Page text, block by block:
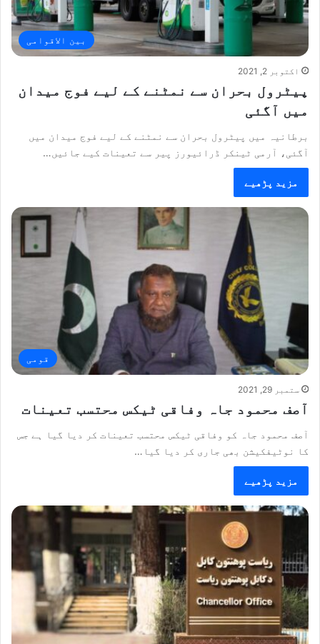
بین الاقوامی
اکتوبر 2, 2021
پیٹرول بحران سے نمٹنے کے لیے فوج میدان
میں آگئی
برطانیہ میں پیٹرول بحران سے نمٹنے کے لیے فوج میدان میں
آگئی، آرمی ٹینکر ڈرائیورز پیر سے تعینات کیے جائیں…
مزید پڑھیے
قومی
ستمبر 29, 2021
آصف محمود جاہ وفاقی ٹیکس محتسب تعینات
آصف محمود جاہ کو وفاقی ٹیکس محتسب تعینات کر دیا گیا ہے جس
کا نوٹیفکیشن بھی جاری کر دیا گیا…
مزید پڑھیے